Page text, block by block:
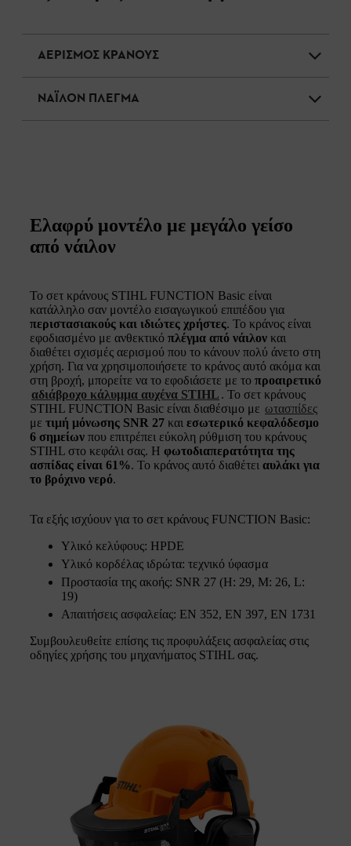
ΑΕΡΙΣΜΟΣ ΚΡΑΝΟΥΣ
ΝΑΪΛΟΝ ΠΛΕΓΜΑ
Ελαφρύ μοντέλο με μεγάλο γείσο
από νάιλον
Το σετ κράνους STIHL FUNCTION Basic είναι
κατάλληλο σαν μοντέλο εισαγωγικού επιπέδου για
περιστασιακούς και ιδιώτες χρήστες. Το κράνος είναι
εφοδιασμένο με ανθεκτικό πλέγμα από νάιλον και
διαθέτει σχισμές αερισμού που το κάνουν πολύ άνετο στη
χρήση. Για να χρησιμοποιήσετε το κράνος αυτό ακόμα και
στη βροχή, μπορείτε να το εφοδιάσετε με το προαιρετικό
αδιάβροχο κάλυμμα αυχένα STIHL . Το σετ κράνους
STIHL FUNCTION Basic είναι διαθέσιμο με ωτασπίδες
με τιμή μόνωσης SNR 27 και εσωτερικό κεφαλόδεσμο
6 σημείων που επιτρέπει εύκολη ρύθμιση του κράνους
STIHL στο κεφάλι σας. Η φωτοδιαπερατότητα της
ασπίδας είναι 61%. Το κράνος αυτό διαθέτει αυλάκι για
το βρόχινο νερό.
Τα εξής ισχύουν για το σετ κράνους FUNCTION Basic:
Υλικό κελύφους: HPDE
Υλικό κορδέλας ιδρώτα: τεχνικό ύφασμα
Προστασία της ακοής: SNR 27 (H: 29, M: 26, L:
19)
Απαιτήσεις ασφαλείας: EN 352, EN 397, EN 1731
Συμβουλευθείτε επίσης τις προφυλάξεις ασφαλείας στις
οδηγίες χρήσης του μηχανήματος STIHL σας.